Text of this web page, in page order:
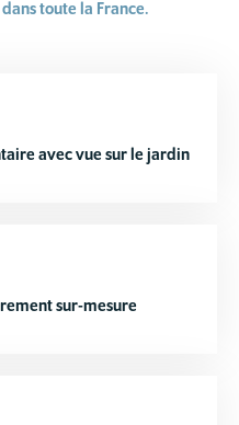
toute la France.
avec vue sur le jardin
sur-mesure